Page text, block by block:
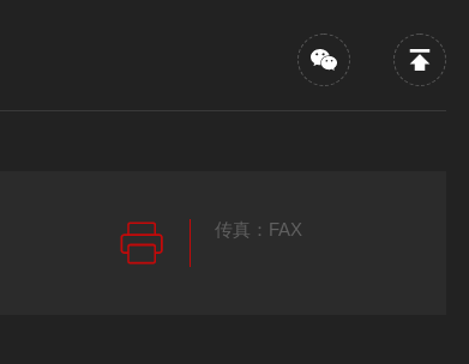
传真：FAX